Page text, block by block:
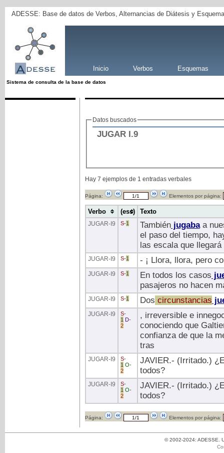
ADESSE: Base de datos de Verbos, Alternancias de Diátesis y
Inicio Verbos Esquemas
Sistema de consulta de la base de datos
Datos buscados
JUGAR I.9
Hay 7 ejemplos de 1 entradas verbales
Página: Elementos por página:
Verbo (ess) Texto
JUGAR-I9 S-1 Tambiénjugabaa
el paso del tiempo,
las escala que
JUGAR-I9 S-1 - ¡ Llora, llora, pero
JUGAR-I9 S-1 En todos los casos
pasajeros no hacen
JUGAR-I9 S-1 Dos circunstancias
JUGAR-I9 S-
1
D-
2
, irreversible e
conociendo que
confianza de que la
tras
JUGAR-I9 S-
1 O-
2
JAVIER.- (Irritado.)
todos?
JUGAR-I9 S-
1 O-
2
JAVIER.- (Irritado.)
todos?
Página: Elementos por página:
© 2002-2024: ADESSE.